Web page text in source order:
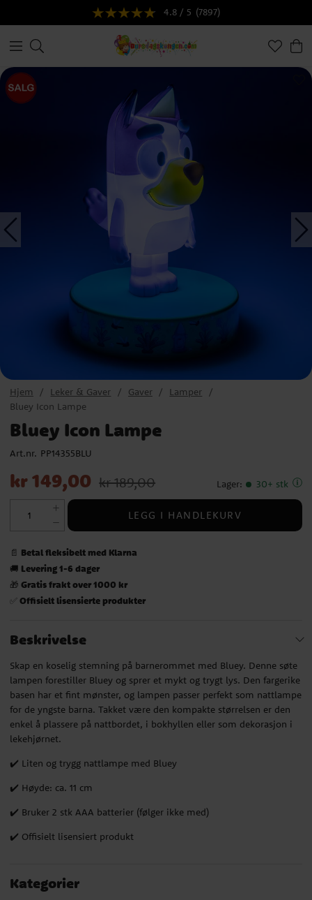
4.8 / 5 (7897)
Hjem Leker & Gaver Gaver
Lamper
Bluey Icon Lampe
Bluey Icon Lampe
Art.nr. PP14355BLU
Nåværende pris:
kr 149,00 kr 189,00 Lager: 30+ stk
LEGG I HANDLEKURV
📄 Betal fleksibelt med Klarna
🚚 Levering 1-6 dager
🎁 Gratis frakt over 1000 kr
✅ Offisielt lisensierte produkter
Beskrivelse
Skap en koselig stemning på barnerommet med Bluey. Denne søte
lampen forestiller Bluey og sprer et mykt og trygt lys. Den fargerike
basen har et fint mønster, og lampen passer perfekt som nattlampe
for de yngste barna. Takket være den kompakte størrelsen er den
enkel å plassere på nattbordet, i bokhyllen eller som dekorasjon i
lekehjørnet.
✔️ Liten og trygg nattlampe med Bluey
✔️ Høyde: ca. 11 cm
✔️ Bruker 2 stk AAA batterier (følger ikke med)
✔️ Offisielt lisensiert produkt
Kategorier